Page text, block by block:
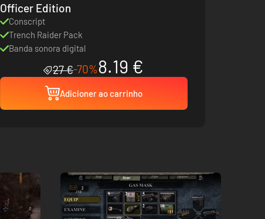
Officer Edition
Conscript
Trench Raider Pack
Banda sonora digital
27 €-70%8.19 €
Adicioner ao carrinho